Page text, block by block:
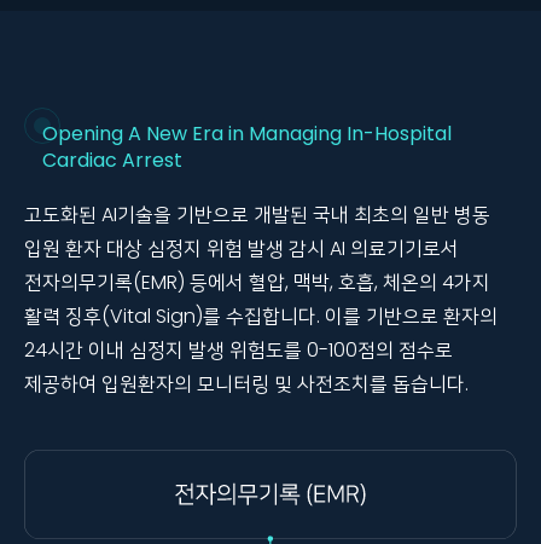
Opening A New Era in Managing In-Hospital
Cardiac Arrest
고도화된 AI기술을 기반으로 개발된 국내 최초의 일반 병동
입원 환자 대상 심정지 위험 발생 감시 AI 의료기기로서
전자의무기록(EMR) 등에서 혈압, 맥박, 호흡, 체온의 4가지
활력 징후(Vital Sign)를 수집합니다. 이를 기반으로 환자의
24시간 이내 심정지 발생 위험도를 0-100점의 점수로
제공하여 입원환자의 모니터링 및 사전조치를 돕습니다.